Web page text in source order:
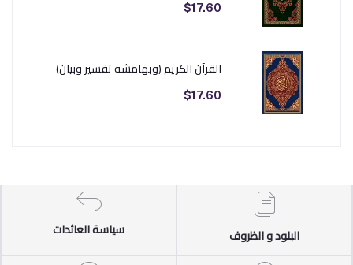
$17.60
القرآن الكريم (وبهامشه تفسير وبيان)
$17.60
البنود و الظروف سياسة العائدات